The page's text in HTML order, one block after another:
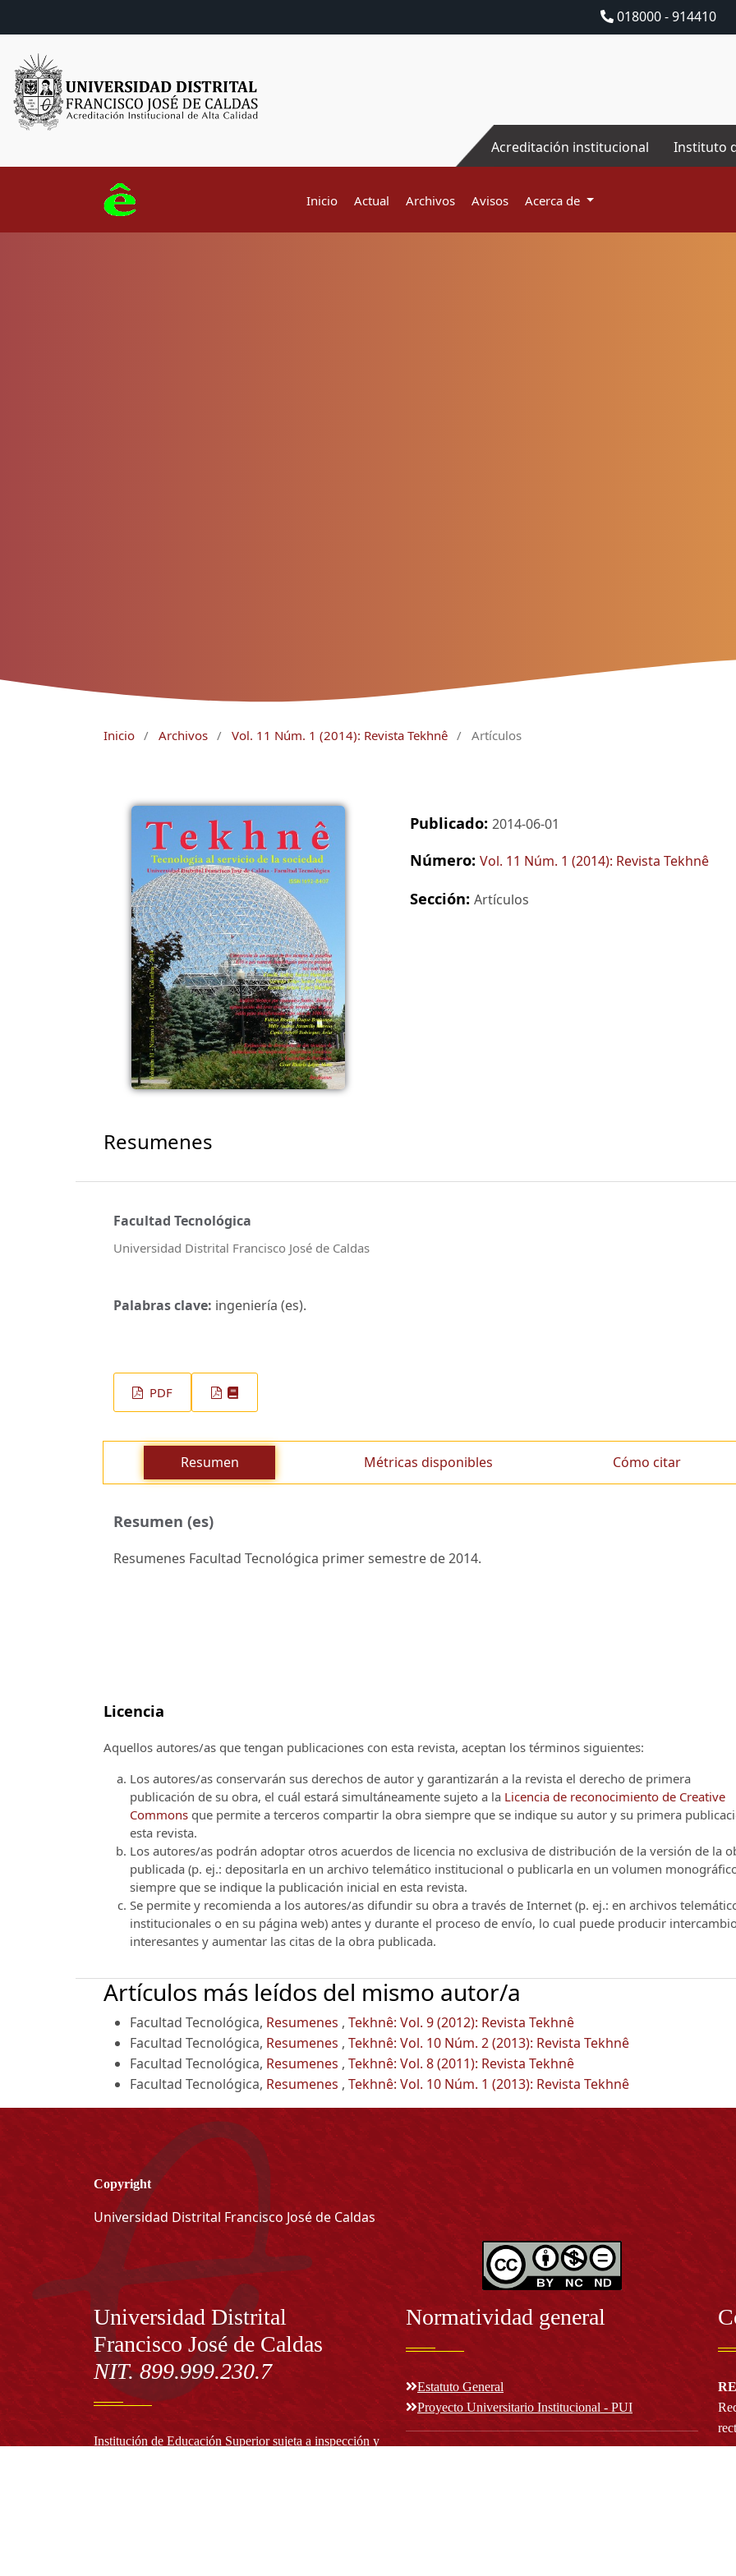
018000 - 914410
Acreditación institucional Instituto
Inicio Actual Archivos Avisos Acerca de
Inicio / Archivos / Vol. 11 Núm. 1 (2014): Revista Tekhnê / Artículos
Publicado: 2014-06-01
Número: Vol. 11 Núm. 1 (2014): Revista Tekhnê
Sección: Artículos
Resumenes
Facultad Tecnológica
Universidad Distrital Francisco José de Caldas
Palabras clave: ingeniería (es).
PDF
Resumen Métricas disponibles Cómo citar
Resumen (es)
Resumenes Facultad Tecnológica primer semestre de 2014.
Licencia
Aquellos autores/as que tengan publicaciones con esta revista, aceptan los términos siguientes:
Los autores/as conservarán sus derechos de autor y garantizarán a la revista el derecho de primera
publicación de su obra, el cuál estará simultáneamente sujeto a la Licencia de reconocimiento de Creative
Commons que permite a terceros compartir la obra siempre que se indique su autor y su primera
esta revista.
Los autores/as podrán adoptar otros acuerdos de licencia no exclusiva de distribución de la versión de la
publicada (p. ej.: depositarla en un archivo telemático institucional o publicarla en un volumen
siempre que se indique la publicación inicial en esta revista.
Se permite y recomienda a los autores/as difundir su obra a través de Internet (p. ej.: en archivos
institucionales o en su página web) antes y durante el proceso de envío, lo cual puede producir
interesantes y aumentar las citas de la obra publicada.
Artículos más leídos del mismo autor/a
Facultad Tecnológica, Resumenes , Tekhnê: Vol. 9 (2012): Revista Tekhnê
Facultad Tecnológica, Resumenes , Tekhnê: Vol. 10 Núm. 2 (2013): Revista Tekhnê
Facultad Tecnológica, Resumenes , Tekhnê: Vol. 8 (2011): Revista Tekhnê
Facultad Tecnológica, Resumenes , Tekhnê: Vol. 10 Núm. 1 (2013): Revista Tekhnê
Copyright
Universidad Distrital Francisco José de Caldas
Información
Universidad Distrital
Francisco José de Caldas
NIT. 899.999.230.7
Institución de Educación Superior sujeta a inspección y
Normatividad general
Estatuto General
Proyecto Universitario Institucional - PUI